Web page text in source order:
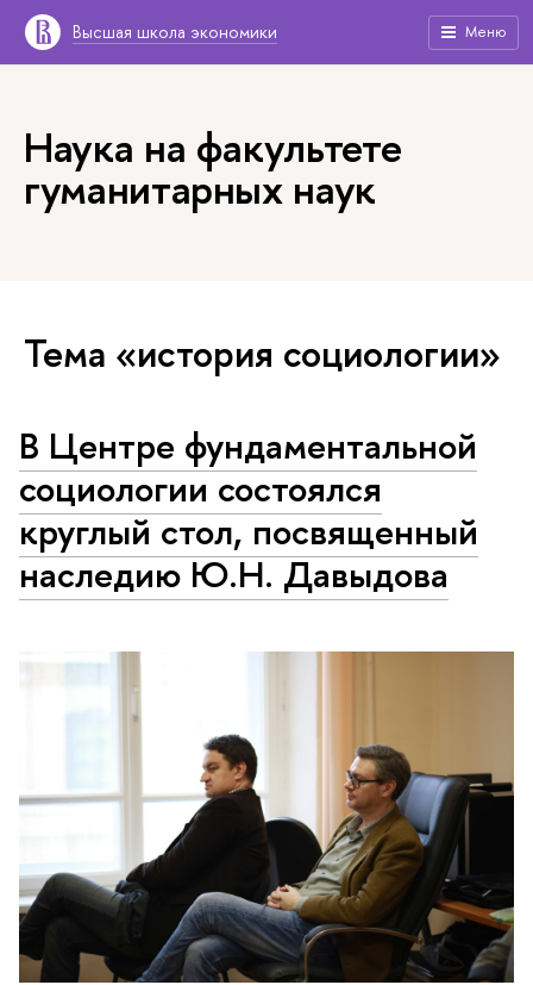
Высшая школа экономики Меню
Наука на факультете
гуманитарных наук
Тема «история социологии»
В Центре фун­да­мен­таль­ной
социологии состоялся
круглый стол, посвященный
наследию Ю.Н. Давыдова